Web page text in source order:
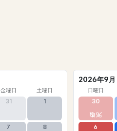
金曜日 土曜日
31 1
7 8
2026年9月
日曜日
30
6